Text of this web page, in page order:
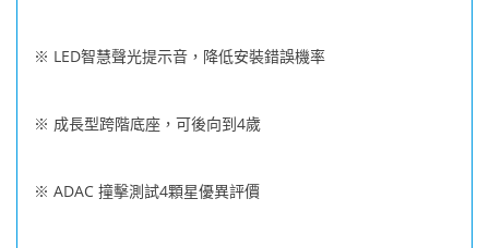
※ LED智慧聲光提示音，降低安裝錯誤機率
※ 成長型跨階底座，可後向到4歲
※ ADAC 撞擊測試4顆星優異評價